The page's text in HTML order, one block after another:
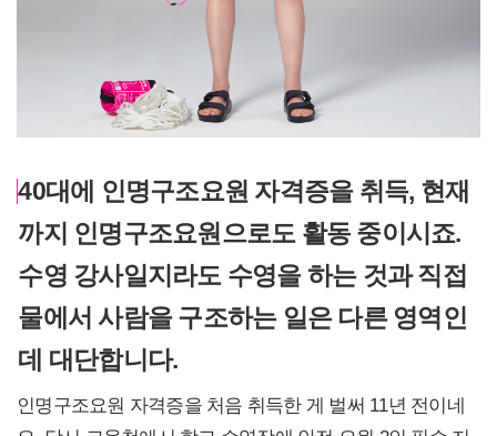
40대에 인명구조요원 자격증을 취득, 현재
까지 인명구조요원으로도 활동 중이시죠.
수영 강사일지라도 수영을 하는 것과 직접
물에서 사람을 구조하는 일은 다른 영역인
데 대단합니다.
인명구조요원 자격증을 처음 취득한 게 벌써 11년 전이네